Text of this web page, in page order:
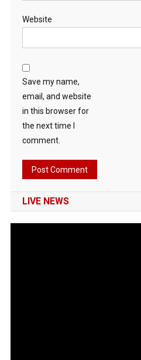
Website
Save my name,
email, and website
in this browser for
the next time I
comment.
LIVE NEWS